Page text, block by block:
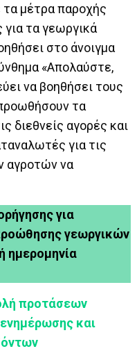
τα μέτρα παροχής
τα γεωργικά
στο άνοιγμα
«Απολαύστε,
να βοηθήσει τους
τα
διεθνείς αγορές και
για τις
αγροτών να
για
γεωργικών
ημερομηνία
προτάσεων
ενημέρωσης και